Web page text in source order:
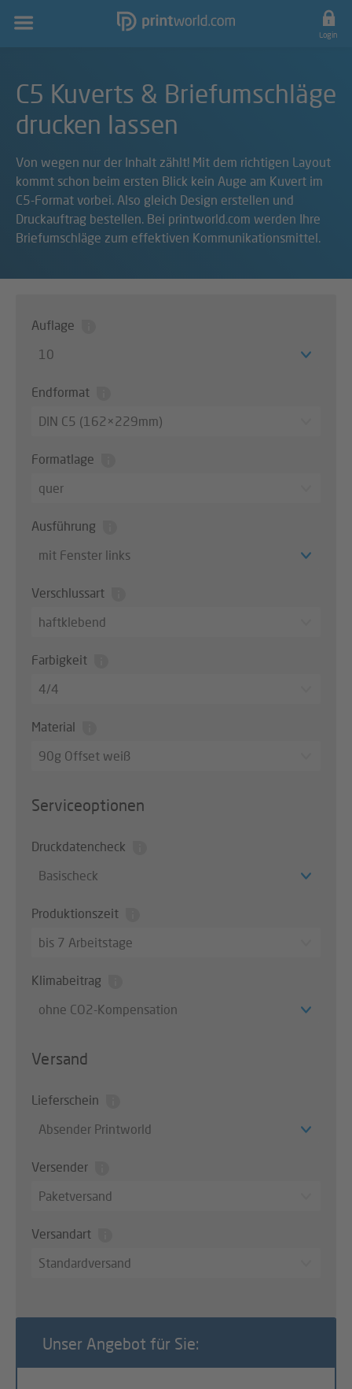
Hauptnavigation
Login
C5 Kuverts & Briefumschläge
drucken lassen
Von wegen nur der Inhalt zählt! Mit dem richtigen Layout
kommt schon beim ersten Blick kein Auge am Kuvert im
C5-Format vorbei. Also gleich Design erstellen und
Druckauftrag bestellen. Bei printworld.com werden Ihre
Briefumschläge zum effektiven Kommunikationsmittel.
Auflage
10
Endformat
DIN C5 (162×229mm)
Formatlage
quer
Ausführung
mit Fenster links
Verschlussart
haftklebend
Farbigkeit
4/4
Material
90g Offset weiß
Serviceoptionen
Druckdatencheck
Basischeck
Produktionszeit
bis 7 Arbeitstage
Klimabeitrag
ohne CO2-Kompensation
Versand
Lieferschein
Absender Printworld
Versender
Paketversand
Versandart
Standardversand
Unser Angebot für Sie: